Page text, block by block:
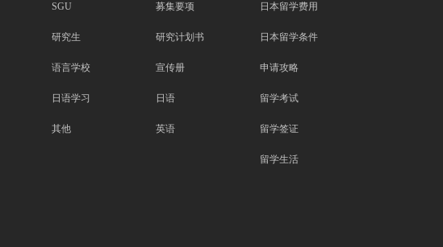
SGU
研究生
语言学校
日语学习
其他
募集要项
研究计划书
宣传册
日语
英语
日本留学费用
日本留学条件
申请攻略
留学考试
留学签证
留学生活